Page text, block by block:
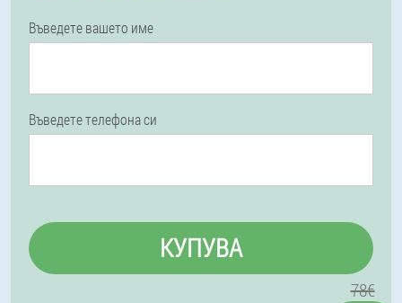
Въведете вашето име
Въведете телефона си
КУПУВА
78€